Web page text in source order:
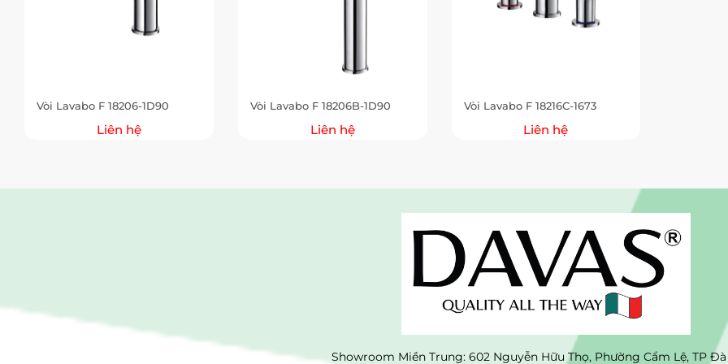
Vòi Lavabo F 18206-1D90
Liên hệ
Vòi Lavabo F 18206B-1D90
Liên hệ
Vòi Lavabo F 18216C-1673
Liên hệ
Showroom Miền Trung: 602 Nguyễn Hữu Thọ, Phường Cẩm Lệ, TP